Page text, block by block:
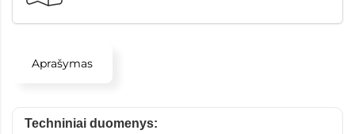
Aprašymas
Techniniai duomenys: